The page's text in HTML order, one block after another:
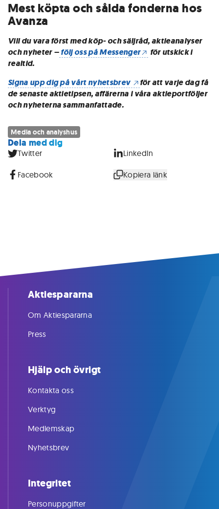
Mest köpta och sålda fonderna hos
Avanza
Vill du vara först med köp- och säljråd, aktieanalyser
och nyheter –följ oss på Messenger
för utskick i
realtid.
Signa upp dig på vårt nyhetsbrev
för att varje dag få
de senaste aktietipsen, affärerna i våra aktieportföljer
och nyheterna sammanfattade.
Media och analyshus
Dela med dig
Twitter LinkedIn
Facebook Kopiera länk
Aktiespararna
Om Aktiespararna
Press
Hjälp och övrigt
Kontakta oss
Verktyg
Medlemskap
Nyhetsbrev
Integritet
Personuppgifter